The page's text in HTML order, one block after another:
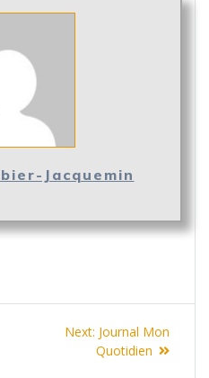
Jacquemin
Next: Next
post:
Journal Mon
Quotidien